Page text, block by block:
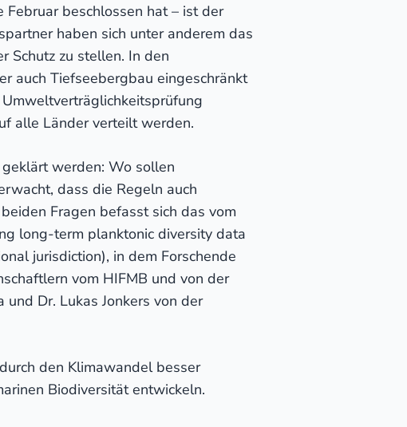
beschlossen hat – ist der
haben sich unter anderem das
Schutz zu stellen. In den
auch Tiefseebergbau eingeschränkt
alle Länder verteilt werden.
werden: Wo sollen
dass die Regeln auch
Fragen befasst sich das vom
long-term planktonic diversity data
jurisdiction), in dem Forschende
vom HIFMB und von der
Dr. Lukas Jonkers von der
den Klimawandel besser
Biodiversität entwickeln.